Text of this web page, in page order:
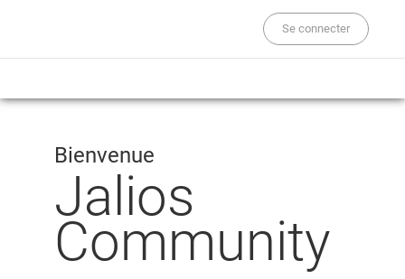
Se connecter
Bienvenue
Jalios
Community